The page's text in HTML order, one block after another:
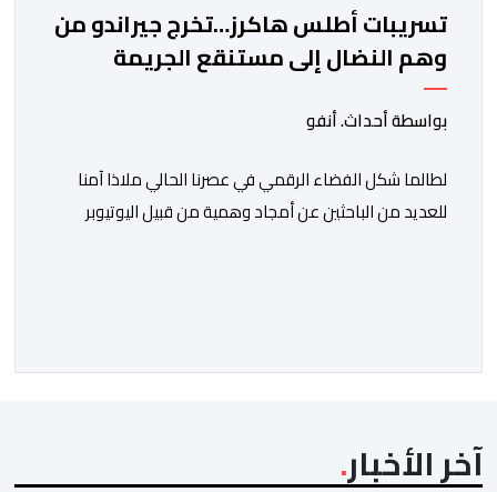
تسريبات أطلس هاكرز…تخرج جيراندو من
وهم النضال إلى مستنقع الجريمة
المنظمة
بواسطة أحداث. أنفو
لطالما شكل الفضاء الرقمي في عصرنا الحالي ملاذا آمنا
للعديد من الباحثين عن أمجاد وهمية من قبيل اليوتيوبر
يقتات على استعطاف الجماهير ودغدغة […]
آخر الأخبار